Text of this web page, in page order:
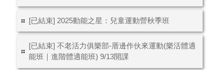
[已結束] 2025動能之星：兒童運動營秋季班
[已結束] 不老活力俱樂部-厝邊作伙來運動(樂活體適
能班｜進階體適能班) 9/13開課